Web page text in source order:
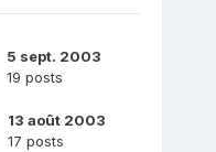
5 sept. 2003
19 posts
13 août 2003
17 posts